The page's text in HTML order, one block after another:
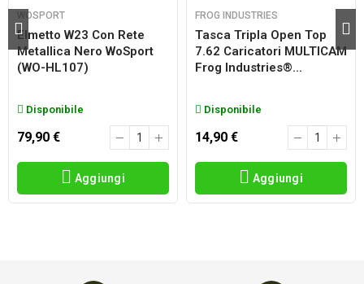
WOSPORT
Elmetto W23 Con Rete
Metallica Nero WoSport
(WO-HL107)
Disponibile
79,90 €
Aggiungi
FROG INDUSTRIES
Tasca Tripla Open Top
7.62 Caricatori MULTICAM
Frog Industries®...
Disponibile
14,90 €
Aggiungi